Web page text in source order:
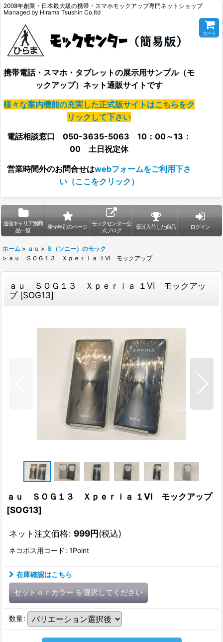
2008年創業・日本最大級の携帯・スマホモックアップ専門ネットショップ
Managed by Hirama Tsushin Co.ltd
携帯電話・スマホ・タブレットの展示用サンプル（モ
ックアップ）ネット通販サイトです
様々な案内機能の充実した正式版サイトはこちらをク
リックして下さい
電話相談窓口 050-3635-5063 10：00～13：
00 土日祝定休
営業時間外のお問合せはwebフォームをご利用下さ
い（ここをクリック）
カート
通信キャリア別商
品一覧
発売年別のページ
モックセンター公
式ブログ
最近入荷した商品 ログイン
ホーム > ａｕ > Ｓ（ソニー）のモック
> ａｕ ＳＯＧ１３ Ｘｐｅｒｉａ １VI モックアップ
ａｕ ＳＯＧ１３ Ｘｐｅｒｉａ １VI モックアッ
プ [SOG13]
ａｕ ＳＯＧ１３ Ｘｐｅｒｉａ １VI モックアップ
[SOG13]
ネット注文価格: 999円(税込)
ネコポス用コード : 1Point
在庫確認はこちら
セットｏｒカラー を選択してください
数量: